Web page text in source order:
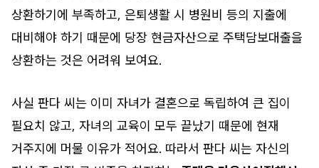
상환하기에 부족하고, 은퇴생활 시 병원비 등의 지출에
대비해야 하기 때문에 당장 현금자산으로 주택담보대출을
상환하는 것은 어려워 보여요.
사실 판다 씨는 이미 자녀가 결혼으로 독립하여 큰 집이
필요치 않고, 자녀의 교육이 모두 끝났기 때문에 현재
거주지에 머물 이유가 적어요. 따라서 판다 씨는 자신의